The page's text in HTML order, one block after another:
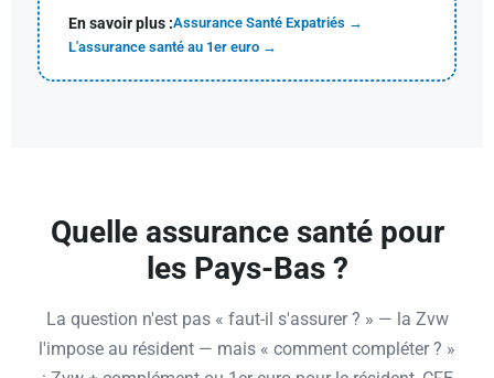
En savoir plus :Assurance Santé Expatriés →
L'assurance santé au 1er euro →
Quelle assurance santé pour
les Pays-Bas ?
La question n'est pas « faut-il s'assurer ? » — la Zvw
l'impose au résident — mais « comment compléter ? »